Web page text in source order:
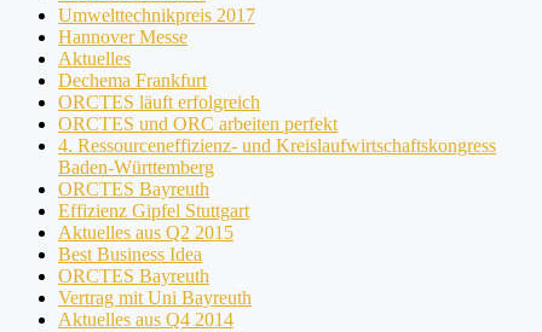
Umwelttechnikpreis 2017
Hannover Messe
Aktuelles
Dechema Frankfurt
ORCTES läuft erfolgreich
ORCTES und ORC arbeiten perfekt
4. Ressourceneffizienz- und Kreislaufwirtschaftskongress
Baden-Württemberg
ORCTES Bayreuth
Effizienz Gipfel Stuttgart
Aktuelles aus Q2 2015
Best Business Idea
ORCTES Bayreuth
Vertrag mit Uni Bayreuth
Aktuelles aus Q4 2014